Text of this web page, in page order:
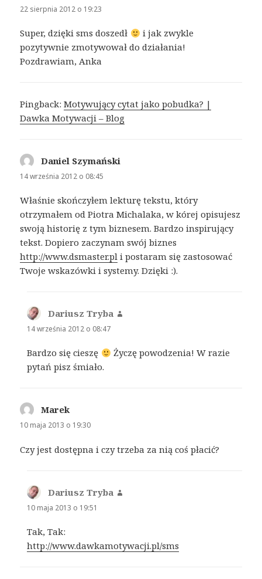
22 sierpnia 2012 o 19:23
Super, dzięki sms doszedł
i jak zwykle
pozytywnie zmotywował do działania!
Pozdrawiam, Anka
Pingback:Motywujący cytat jako pobudka? |
Dawka Motywacji – Blog
Daniel Szymański
14 września 2012 o 08:45
Właśnie skończyłem lekturę tekstu, który
otrzymałem od Piotra Michalaka, w kórej opisujesz
swoją historię z tym biznesem. Bardzo inspirujący
tekst. Dopiero zaczynam swój biznes
http://www.dsmaster.pl i postaram się zastosować
Twoje wskazówki i systemy. Dzięki :).
Dariusz Tryba
14 września 2012 o 08:47
Bardzo się cieszę
Życzę powodzenia! W razie
pytań pisz śmiało.
Marekpisze:
10 maja 2013 o 19:30
Czy jest dostępna i czy trzeba za nią coś płacić?
Dariusz Tryba
10 maja 2013 o 19:51
Tak, Tak:
http://www.dawkamotywacji.pl/sms